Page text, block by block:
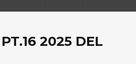
2025 DEL